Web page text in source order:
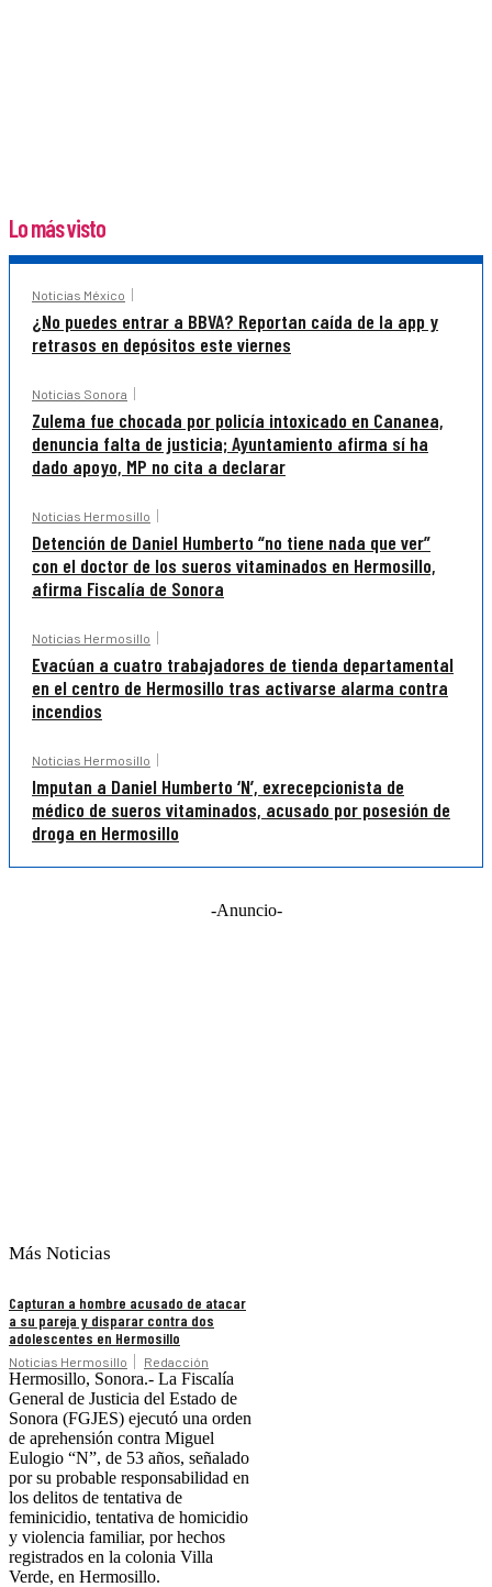
Lo más visto
Noticias México
¿No puedes entrar a BBVA? Reportan caída de la app y
retrasos en depósitos este viernes
Noticias Sonora
Zulema fue chocada por policía intoxicado en Cananea,
denuncia falta de justicia; Ayuntamiento afirma sí ha
dado apoyo, MP no cita a declarar
Noticias Hermosillo
Detención de Daniel Humberto “no tiene nada que ver”
con el doctor de los sueros vitaminados en Hermosillo,
afirma Fiscalía de Sonora
Noticias Hermosillo
Evacúan a cuatro trabajadores de tienda departamental
en el centro de Hermosillo tras activarse alarma contra
incendios
Noticias Hermosillo
Imputan a Daniel Humberto ‘N’, exrecepcionista de
médico de sueros vitaminados, acusado por posesión de
droga en Hermosillo
-Anuncio-
Más Noticias
Capturan a hombre acusado de atacar
a su pareja y disparar contra dos
adolescentes en Hermosillo
Noticias Hermosillo Redacción
Hermosillo, Sonora.- La Fiscalía
General de Justicia del Estado de
Sonora (FGJES) ejecutó una orden
de aprehensión contra Miguel
Eulogio “N”, de 53 años, señalado
por su probable responsabilidad en
los delitos de tentativa de
feminicidio, tentativa de homicidio
y violencia familiar, por hechos
registrados en la colonia Villa
Verde, en Hermosillo.